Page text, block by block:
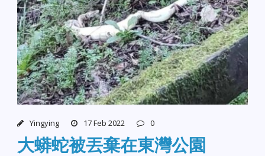
Yingying 17 Feb 2022 0
大蟒蛇被丟棄在東灣公園